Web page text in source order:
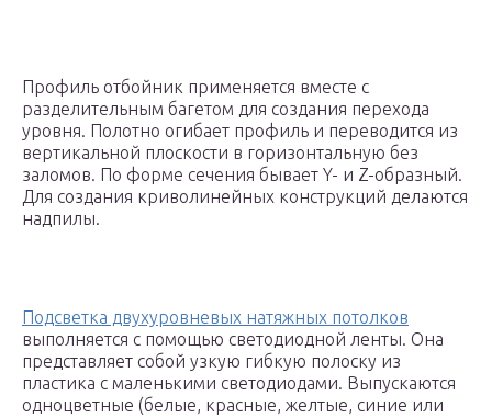
Профиль отбойник применяется вместе с
разделительным багетом для создания перехода
уровня. Полотно огибает профиль и переводится из
вертикальной плоскости в горизонтальную без
заломов. По форме сечения бывает Y- и Z-образный.
Для создания криволинейных конструкций делаются
надпилы.
Подсветка двухуровневых натяжных потолков
выполняется с помощью светодиодной ленты. Она
представляет собой узкую гибкую полоску из
пластика с маленькими светодиодами. Выпускаются
одноцветные (белые, красные, желтые, синие или